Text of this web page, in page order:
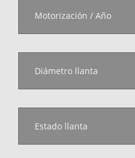
Motorización / Año
Diámetro llanta
Estado llanta